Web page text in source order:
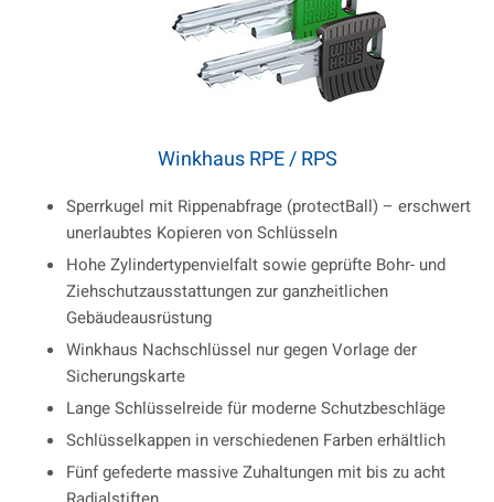
Winkhaus RPE / RPS
Sperrkugel mit Rippenabfrage (protectBall) – erschwert
unerlaubtes Kopieren von Schlüsseln
Hohe Zylindertypenvielfalt sowie geprüfte Bohr- und
Ziehschutzausstattungen zur ganzheitlichen
Gebäudeausrüstung
Winkhaus Nachschlüssel nur gegen Vorlage der
Sicherungskarte
Lange Schlüsselreide für moderne Schutzbeschläge
Schlüsselkappen in verschiedenen Farben erhältlich
Fünf gefederte massive Zuhaltungen mit bis zu acht